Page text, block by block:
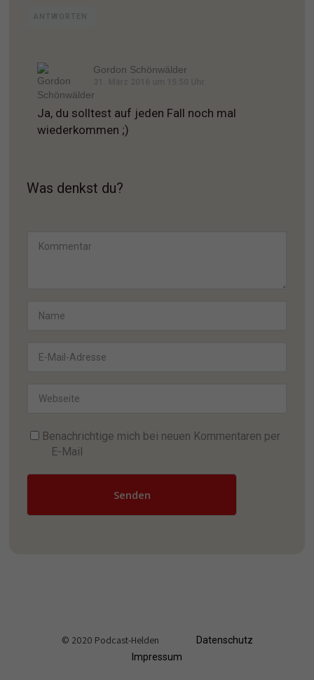
ANTWORTEN
Gordon Schönwälder
Ja, du solltest auf jeden Fall noch mal
wiederkommen ;)
Was denkst du?
Benachrichtige mich bei neuen Kommentaren per
E-Mail
Senden
© 2020 Podcast-Helden
Datenschutz
Impressum